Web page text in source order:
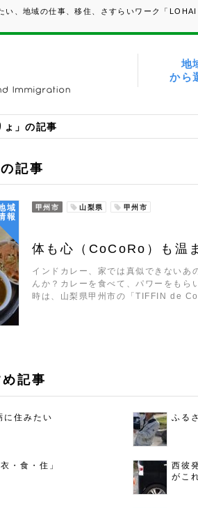
い、地域の仕事、移住、さすらいワーク「
地
から
ょ」の記事
記事
域
報
甲州市 山梨県 甲州市
体も心（CoCoRo）も温
インドカレー、家では真似できないあ
んか？カレーを食べて、パワーをもら
時は、山梨県甲州市の「TIFFIN de
記事
に住みたい ふる
・食・住」
西彼
がこ